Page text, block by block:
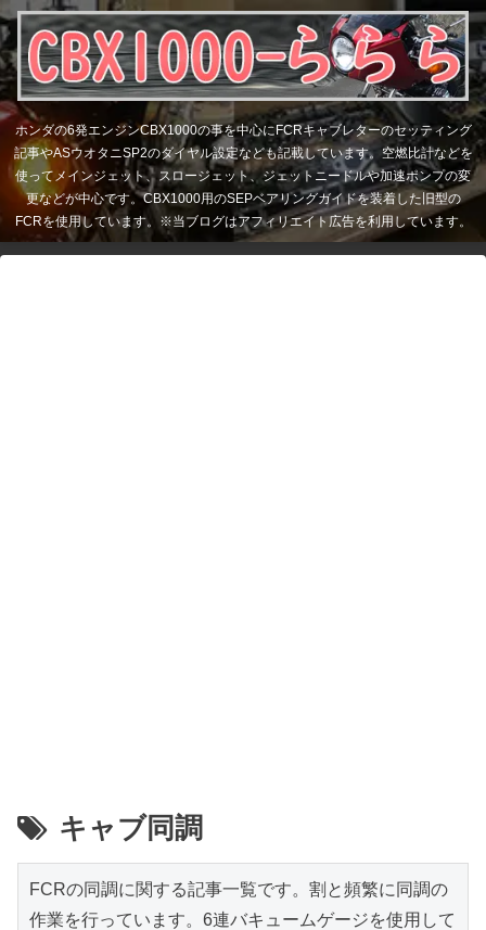
ホンダの6発エンジンCBX1000の事を中心にFCRキャブレターのセッティング
記事やASウオタニSP2のダイヤル設定なども記載しています。空燃比計などを
使ってメインジェット、スロージェット、ジェットニードルや加速ポンプの変
更などが中心です。CBX1000用のSEPベアリングガイドを装着した旧型の
FCRを使用しています。※当ブログはアフィリエイト広告を利用しています。
キャブ同調
FCRの同調に関する記事一覧です。割と頻繁に同調の
作業を行っています。6連バキュームゲージを使用して